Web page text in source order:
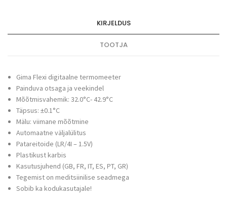
KIRJELDUS
TOOTJA
Gima Flexi digitaalne termomeeter
Painduva otsaga ja veekindel
Mõõtmisvahemik: 32.0°C- 42.9°C
Täpsus: ±0.1°C
Mälu: viimane mõõtmine
Automaatne väljalülitus
Patareitoide (LR/4I – 1.5V)
Plastikust karbis
Kasutusjuhend (GB, FR, IT, ES, PT, GR)
Tegemist on meditsiinilise seadmega
Sobib ka kodukasutajale!